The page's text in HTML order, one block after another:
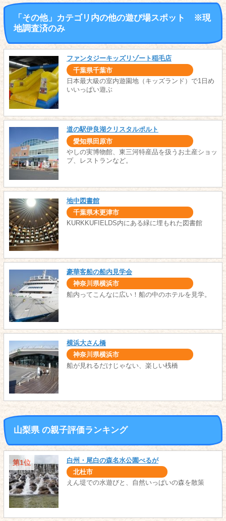
「その他」カテゴリ内の他の遊び場スポット ※現
地調査済のみ
ファンタジーキッズリゾート稲毛店
千葉県千葉市
日本最大級の室内遊園地（キッズランド）で1日め
いいっぱい遊ぶ
道の駅伊良湖クリスタルポルト
愛知県田原市
やしの実博物館、東三河特産品を扱うお土産ショッ
プ、レストランなど。
地中図書館
千葉県木更津市
KURKKUFIELDS内にある緑に埋もれた図書館
豪華客船の船内見学会
神奈川県横浜市
船内ってこんなに広い！船の中のホテルを見学。
横浜大さん橋
神奈川県横浜市
船が見れるだけじゃない、楽しい桟橋
山梨県 の親子評価ランキング
第1位 白州・尾白の森名水公園べるが
北杜市
えん堤での水遊びと、自然いっぱいの森を散策